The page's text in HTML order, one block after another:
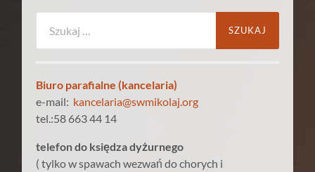
Biuro parafialne (kancelaria)
e-mail: kancelaria@swmikolaj.org
tel.:58 663 44 14
telefon do księdza dyżurnego
( tylko w spawach wezwań do chorych i